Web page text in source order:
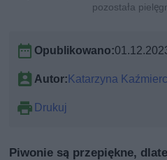
pozostała
Opublikowano:
Autor:Katarzyna
Drukuj
Piwonie są przepiękne,